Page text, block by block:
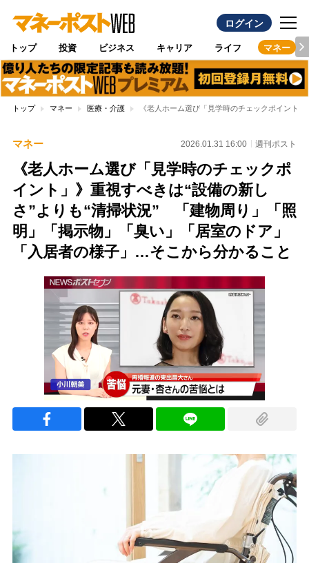
ログイン
トップ 投資 ビジネス キャリア ライフ マネー
トップ マネー 医療・介護 《老人ホーム選び「見学時のチェックポイント
マネー 2026.01.31 16:00 週刊ポスト
《老人ホーム選び「見学時のチェックポ
イント」》重視すべきは“設備の新し
さ”よりも“清掃状況” 「建物周り」「照
明」「掲示物」「臭い」「居室のドア」
「入居者の様子」…そこから分かること